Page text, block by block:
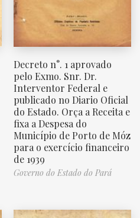
Decreto n°. 1 aprovado
pelo Exmo. Snr. Dr.
Interventor Federal e
publicado no Diario Oficial
do Estado. Orça a Receita e
fixa a Despesa do
Município de Porto de Móz
para o exercício financeiro
de 1939
Governo do Estado do Pará